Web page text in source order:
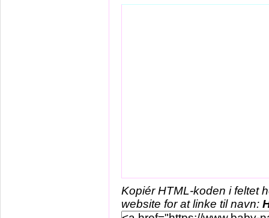
Kopiér HTML-koden i feltet
website for at linke til navn: